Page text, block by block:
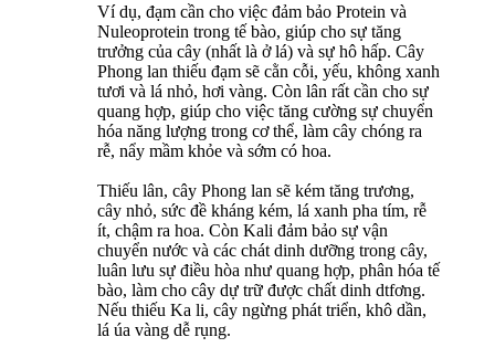
Ví dụ, đạm cần cho việc đảm bảo Protein và
Nuleoprotein trong tế bào, giúp cho sự tăng
trưởng của cây (nhất là ở lá) và sự hô hấp. Cây
Phong lan thiếu đạm sẽ cằn cỗi, yếu, không xanh
tươi và lá nhỏ, hơi vàng. Còn lân rất cần cho sự
quang hợp, giúp cho việc tăng cường sự chuyển
hóa năng lượng trong cơ thể, làm cây chóng ra
rễ, nẩy mầm khỏe và sớm có hoa.
Thiếu lân, cây Phong lan sẽ kém tăng trương,
cây nhỏ, sức đề kháng kém, lá xanh pha tím, rễ
ít, chậm ra hoa. Còn Kali đảm bảo sự vận
chuyển nước và các chát dinh dưỡng trong cây,
luân lưu sự điều hòa như quang hợp, phân hóa tế
bào, làm cho cây dự trữ được chất dinh dtfơng.
Nếu thiếu Ka li, cây ngừng phát triển, khô dần,
lá úa vàng dễ rụng.